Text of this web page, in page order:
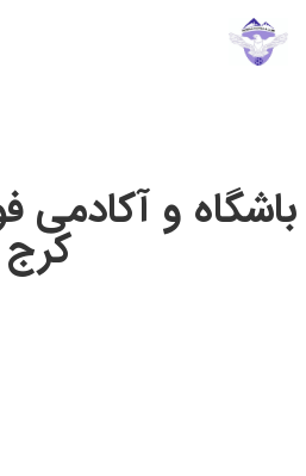
باشگاه و آکادمی
کرج